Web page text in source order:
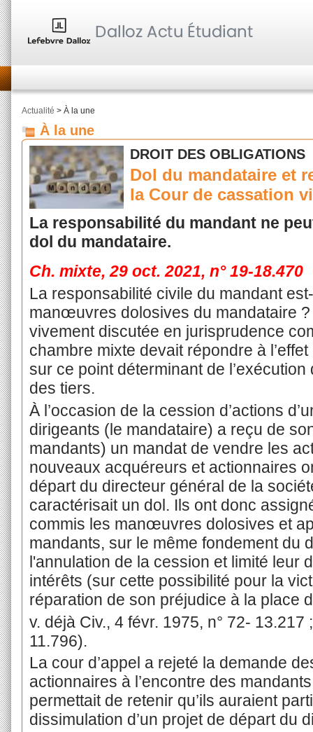
Actualité > À la une
À la une
DROIT DES OBLIGATIONS
Dol du mandataire et
la Cour de cassation
La responsabilité du mandant ne
dol du mandataire.
Ch. mixte, 29 oct. 2021, n° 19-18.470
La responsabilité civile du mandant
manœuvres dolosives du mandataire ?
vivement discutée en jurisprudence
chambre mixte devait répondre à
sur ce point déterminant de
des tiers.
À l’occasion de la cession d’actions
dirigeants (le mandataire) a reçu de
mandants) un mandat de vendre les
nouveaux acquéreurs et actionnaires
départ du directeur général de la
caractérisait un dol. Ils ont donc
commis les manœuvres dolosives et
mandants, sur le même fondement du
l'annulation de la cession et limité leur
intérêts (sur cette possibilité pour la
réparation de son préjudice à la place
v. déjà Civ., 4 févr. 1975, n° 72- 13.217
11.796).
La cour d’appel a rejeté la demande
actionnaires à l’encontre des
permettait de retenir qu’ils auraient
dissimulation d’un projet de départ du